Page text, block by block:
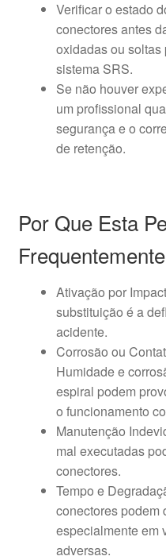
Verificar o estado
conectores antes
oxidadas ou soltas
sistema SRS.
Se não houver
um profissional
segurança e o
de retenção.
Por Que Esta
Ativação por
substituição é a
acidente.
Corrosão ou
Humidade e
espiral podem
o funcionamento
Manutenção
mal executadas
conectores.
Tempo e
conectores podem
especialmente em
adversas.